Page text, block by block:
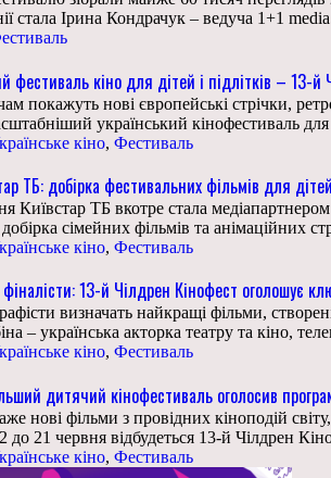
стала Ірина Кондрачук – ведуча 1+1
фестиваль кіно для дітей і підлітків – 13-й
покажуть нові європейські стрічки,
український кінофестиваль для
кіно, Фестиваль
ТБ: добірка фестивальних фільмів для
Київстар ТБ вкотре стала
сімейних фільмів та анімаційних
кіно, Фестиваль
13-й Чілдрен Кінофест оголошує
визначать найкращі фільми,
– українська акторка театру та кіно,
кіно, Фестиваль
дитячий кінофестиваль оголосив
нові фільми з провідних кіноподій
21 червня відбудеться 13-й Чілдрен
кіно, Фестиваль